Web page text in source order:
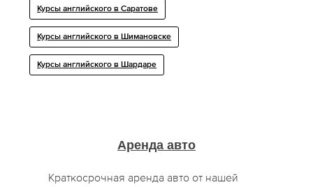
Курсы английского в Саратове
Курсы английского в Шимановске
Курсы английского в Шардаре
Аренда авто
Краткосрочная аренда авто от нашей